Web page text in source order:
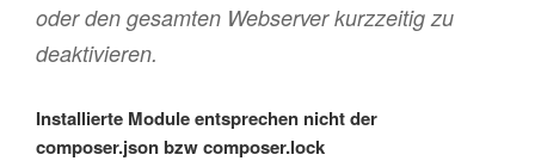
oder den gesamten Webserver kurzzeitig zu
deaktivieren.
Installierte Module entsprechen nicht der
composer.json bzw composer.lock